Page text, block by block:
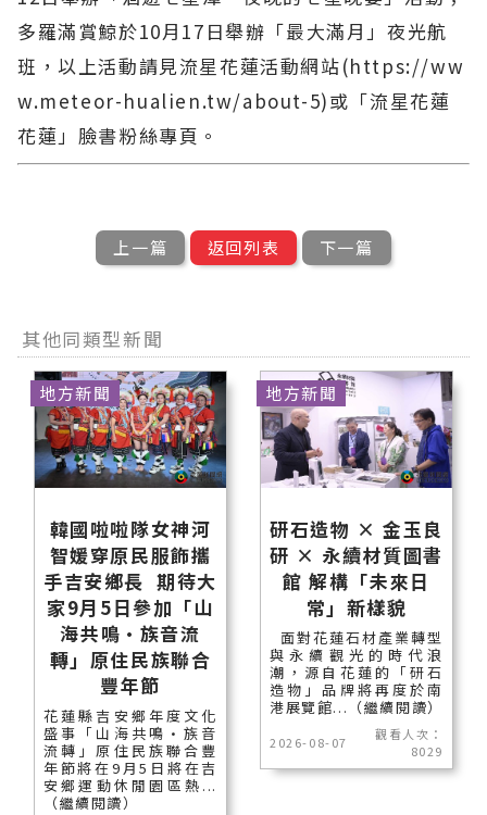
多羅滿賞鯨於10月17日舉辦「最大滿月」夜光航
班，以上活動請見流星花蓮活動網站(https://ww
w.meteor-hualien.tw/about-5)或「流星花蓮
花蓮」臉書粉絲專頁。
上一篇 返回列表 下一篇
其他同類型新聞
韓國啦啦隊女神河
智媛穿原民服飾攜
手吉安鄉長 期待大
家9月5日參加「山
海共鳴•族音流
轉」原住民族聯合
豐年節
花蓮縣吉安鄉年度文化
盛事「山海共鳴•族音
流轉」原住民族聯合豐
年節將在9月5日將在吉
安鄉運動休閒園區熱...
（繼續閱讀）
地方新聞
研石造物 × 金玉良
研 × 永續材質圖書
館 解構「未來日
常」新樣貌
面對花蓮石材產業轉型
與永續觀光的時代浪
潮，源自花蓮的「研石
造物」品牌將再度於南
港展覽館...（繼續閱讀）
2026-08-07
觀看人次：
8029
地方新聞